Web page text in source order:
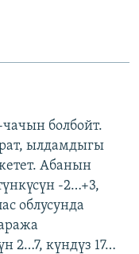
болбойт.
ылдамдыгы
Абанын
-2…+3,
облусунда
2…7, күндүз 17…